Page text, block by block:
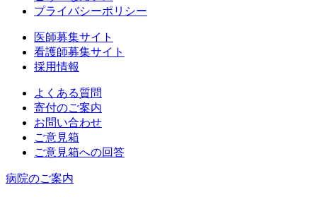
プライバシーポリシー
医師募集サイト
看護師募集サイト
採用情報
よくある質問
寄付のご案内
お問い合わせ
ご意見箱
ご意見箱への回答
病院のご案内